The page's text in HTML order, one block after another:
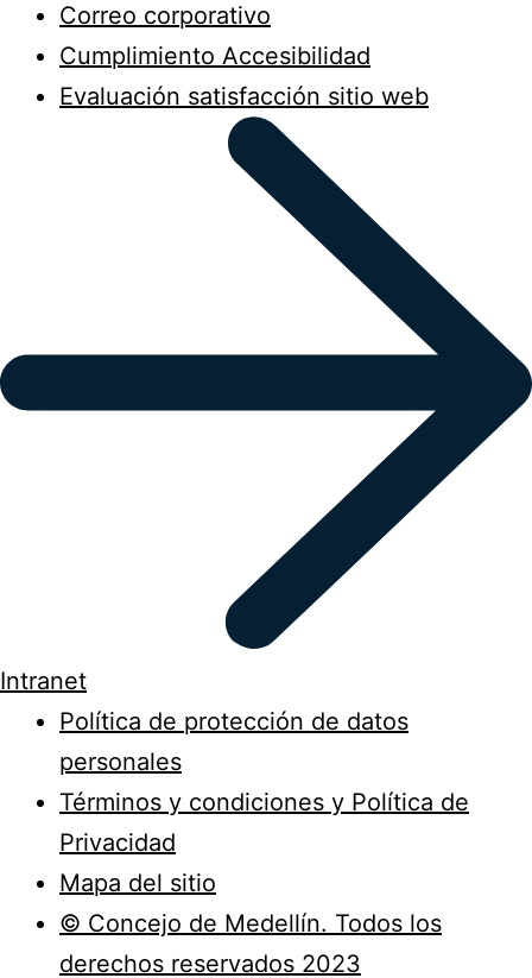
Correo corporativo
Cumplimiento Accesibilidad
Evaluación satisfacción sitio web
Intranet
Política de protección de datos
personales
Términos y condiciones y Política de
Privacidad
Mapa del sitio
© Concejo de Medellín. Todos los
derechos reservados 2023